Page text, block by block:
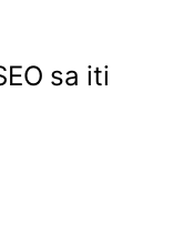
sa iti